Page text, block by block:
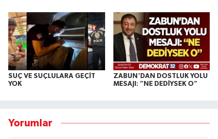
SUÇ VE SUÇLULARA GEÇİT
YOK
ZABUN'DAN DOSTLUK YOLU
MESAJI: “NE DEDİYSEK O”
Yorumlar